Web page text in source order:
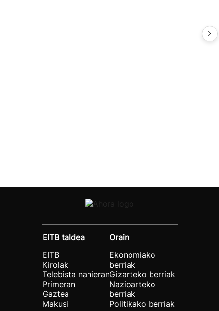
EITB taldea
EITB
Kirolak
Telebista nahieran
Primeran
Gaztea
Makusi
Orain
Ekonomiako
berriak
Gizarteko berriak
Nazioarteko
berriak
Politikako berriak